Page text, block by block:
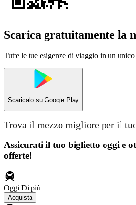
Scarica gratuitamente la
Tutte le tue esigenze di viaggio in un unico
Scaricalo su Google Play
Trova il mezzo migliore per il
Assicurati il ​​tuo biglietto oggi e
offerte!
Oggi Di più
Acquista